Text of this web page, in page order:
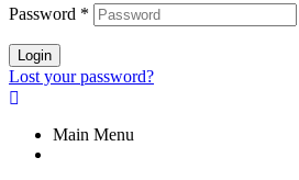
Password *
Login
Lost your password?
Main Menu